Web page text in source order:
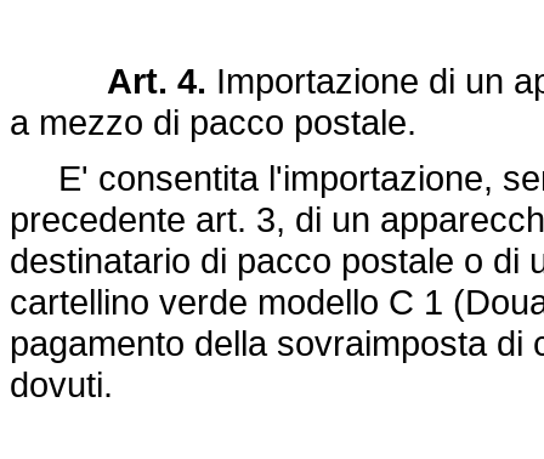
Art. 4. Importazione di un
a mezzo di pacco postale.
E' consentita l'importazione,
precedente art. 3, di un
destinatario di pacco postale o di
cartellino verde modello C 1
pagamento della sovraimposta di
dovuti.